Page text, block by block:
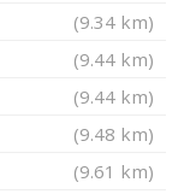
(9.34 km)
(9.44 km)
(9.44 km)
(9.48 km)
(9.61 km)